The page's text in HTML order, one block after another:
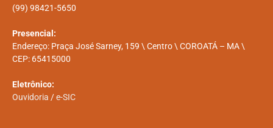
(99) 98421-5650
Presencial:
Endereço: Praça José Sarney, 159 \ Centro \ COROATÁ – MA \
CEP: 65415000
Eletrônico:
Ouvidoria /e-SIC